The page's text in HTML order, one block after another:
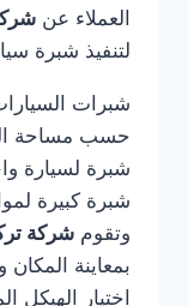
العملاء عن
لتنفيذ شبرة
شبرات
حسب مساحة
شبرة لسيارة
شبرة كبيرة
وتقوم شركة
بمعاينة
اختيار الهيكل